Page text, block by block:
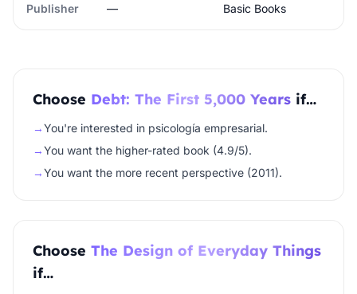
Publisher — Basic Books
Choose Debt: The First 5,000 Years if…
→You're interested in psicología empresarial.
→You want the higher-rated book (4.9/5).
→You want the more recent perspective (2011).
Choose The Design of Everyday Things
if…